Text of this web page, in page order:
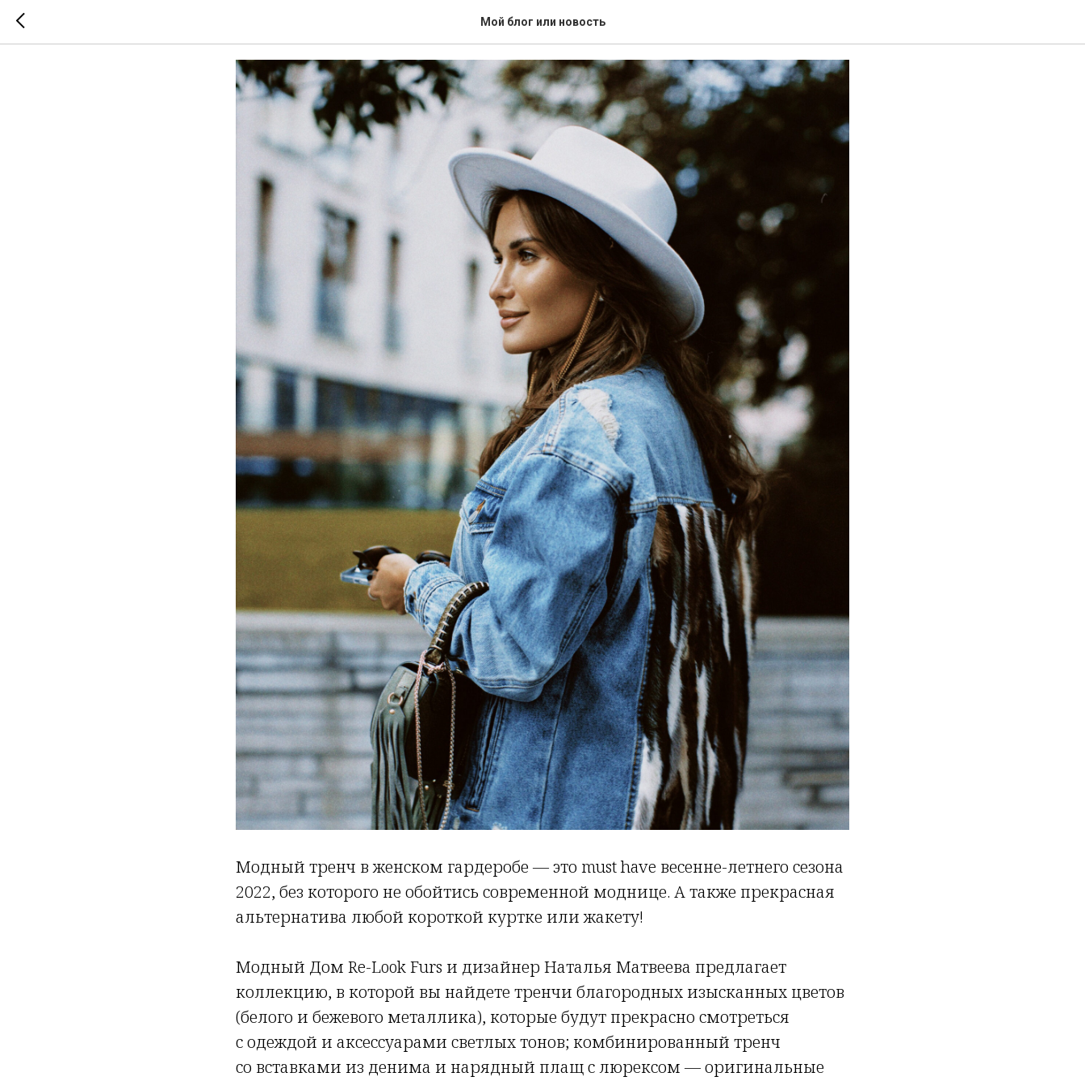
Мой блог или новость
ТРЕНЧИ ОТ МОДНОГО ДОМА RE-LOOK FURS
Модный тренч в женском гардеробе — это must have весенне-летнего сезона
2022, без которого не обойтись современной моднице. А также прекрасная
альтернатива любой короткой куртке или жакету!
Модный Дом Re-Look Furs и дизайнер Наталья Матвеева предлагает
коллекцию, в которой вы найдете тренчи благородных изысканных цветов
(белого и бежевого металлика), которые будут прекрасно смотреться
с одеждой и аксессуарами светлых тонов; комбинированный тренч
со вставками из денима и нарядный плащ с люрексом — оригинальные